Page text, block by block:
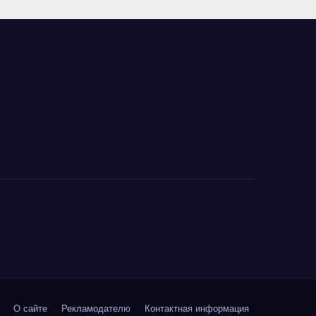
О сайте Рекламодателю Контактная информация